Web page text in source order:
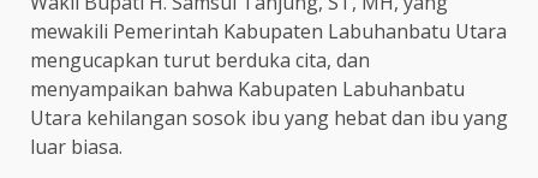
mewakili Pemerintah Kabupaten Labuhanbatu Utara
mengucapkan turut berduka cita, dan
menyampaikan bahwa Kabupaten Labuhanbatu
Utara kehilangan sosok ibu yang hebat dan ibu yang
luar biasa.